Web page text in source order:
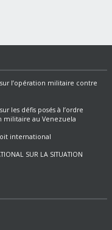
l’opération militaire contre
les défis posés à l’ordre
militaire au Venezuela
international
SUR LA SITUATION